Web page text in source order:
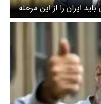
ایران را از این مرحله
هدف قرار دادن زندگی
محاصره اقتصادی کرد ؟